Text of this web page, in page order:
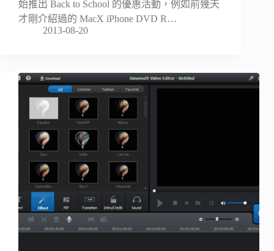
始推出 Back to School 的優惠活動，例如前幾天
才剛介紹過的 MacX iPhone DVD R…
2013-08-20